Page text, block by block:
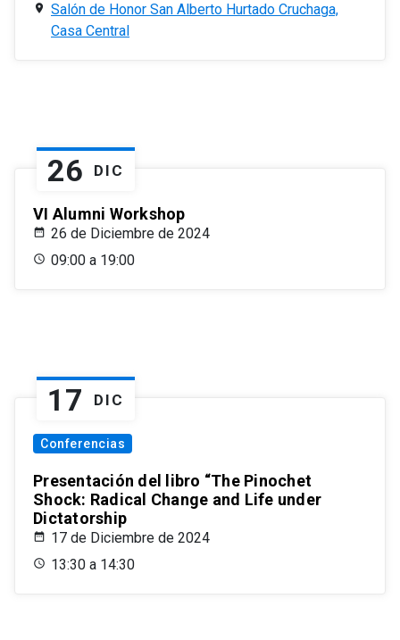
Salón de Honor San Alberto Hurtado Cruchaga,
Casa Central
26 DIC
VI Alumni Workshop
26 de Diciembre de 2024
09:00 a 19:00
17 DIC
Conferencias
Presentación del libro “The Pinochet
Shock: Radical Change and Life under
Dictatorship
17 de Diciembre de 2024
13:30 a 14:30